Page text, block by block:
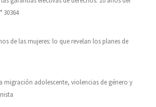
30364
de las mujeres: lo que revelan los planes de
migración adolescente, violencias de género y